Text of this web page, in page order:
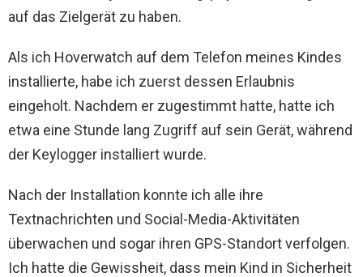
auf das Zielgerät zu haben.
Als ich Hoverwatch auf dem Telefon meines Kindes
installierte, habe ich zuerst dessen Erlaubnis
eingeholt. Nachdem er zugestimmt hatte, hatte ich
etwa eine Stunde lang Zugriff auf sein Gerät, während
der Keylogger installiert wurde.
Nach der Installation konnte ich alle ihre
Textnachrichten und Social-Media-Aktivitäten
überwachen und sogar ihren GPS-Standort verfolgen.
Ich hatte die Gewissheit, dass mein Kind in Sicherheit